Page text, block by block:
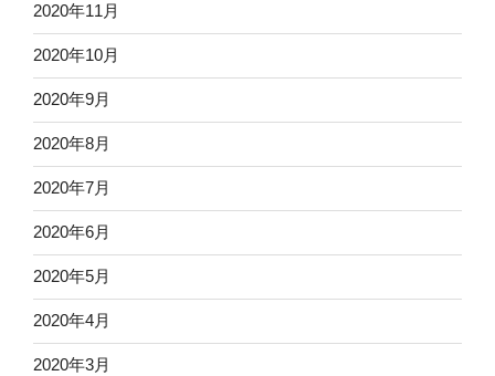
2020年11月
2020年10月
2020年9月
2020年8月
2020年7月
2020年6月
2020年5月
2020年4月
2020年3月